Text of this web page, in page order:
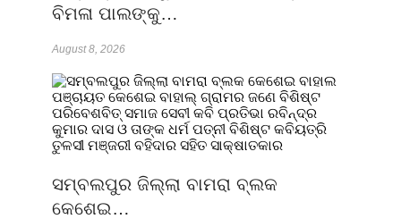
ବିମଳା ପାଲଙ୍କୁ…
August 8, 2026
ସମ୍ବଲପୁର ଜିଲ୍ଲା ବାମରା ବ୍ଲକ
କେଶେଇ…